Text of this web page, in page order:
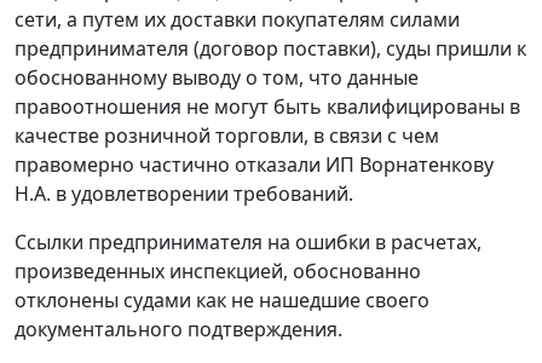
сети, а путем их доставки покупателям силами
предпринимателя (договор поставки), суды пришли к
обоснованному выводу о том, что данные
правоотношения не могут быть квалифицированы в
качестве розничной торговли, в связи с чем
правомерно частично отказали ИП Ворнатенкову
Н.А. в удовлетворении требований.
Ссылки предпринимателя на ошибки в расчетах,
произведенных инспекцией, обоснованно
отклонены судами как не нашедшие своего
документального подтверждения.